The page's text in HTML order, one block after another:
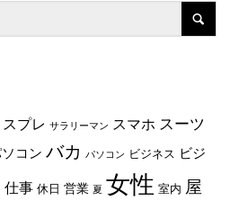
スプレ サラリーマン スマホ スーツ
コン バカ パソコン ビジネス ビジ
仕事 休日 営業 夏 女性 室内 屋